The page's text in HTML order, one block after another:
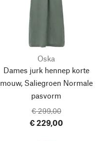
Oska
Dames jurk hennep korte
mouw, Saliegroen Normale
pasvorm
€ 299,00
€ 229,00